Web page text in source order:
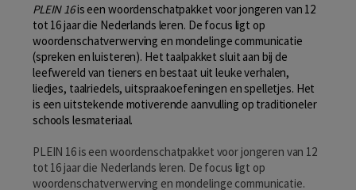
PLEIN16is een woordenschatpakket voor jongeren van 12
tot 16 jaar die Nederlands leren. De focus ligt op
woordenschatverwerving en mondelinge communicatie
(spreken en luisteren). Het taalpakket sluit aan bij de
leefwereld van tieners en bestaat uit leuke verhalen,
liedjes, taalriedels, uitspraakoefeningen en spelletjes. Het
is een uitstekende motiverende aanvulling op traditioneler
schools lesmateriaal.
PLEIN 16 is een woordenschatpakket voor jongeren van 12
tot 16 jaar die Nederlands leren. De focus ligt op
woordenschatverwerving en mondelinge communicatie.